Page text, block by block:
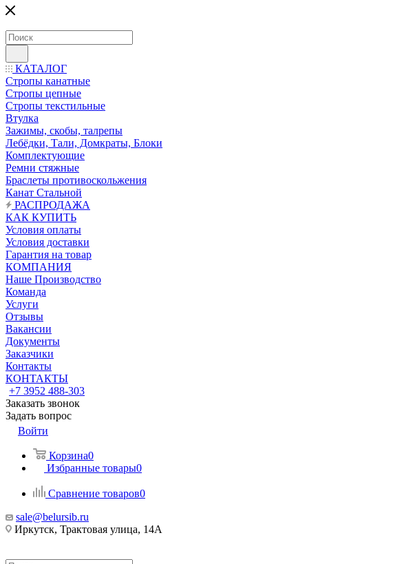
КАТАЛОГ
Стропы канатные
Стропы цепные
Стропы текстильные
Втулка
Зажимы, скобы, талрепы
Лебёдки, Тали, Домкраты, Блоки
Комплектующие
Ремни стяжные
Браслеты противоскольжения
Канат Стальной
РАСПРОДАЖА
КАК КУПИТЬ
Условия оплаты
Условия доставки
Гарантия на товар
КОМПАНИЯ
Наше Производство
Команда
Услуги
Отзывы
Вакансии
Документы
Заказчики
Контакты
КОНТАКТЫ
+7 3952 488-303
Заказать звонок
Задать вопрос
Войти
Корзина0
Избранные товары0
Сравнение товаров0
sale@belursib.ru
Иркутск, Трактовая улица, 14А